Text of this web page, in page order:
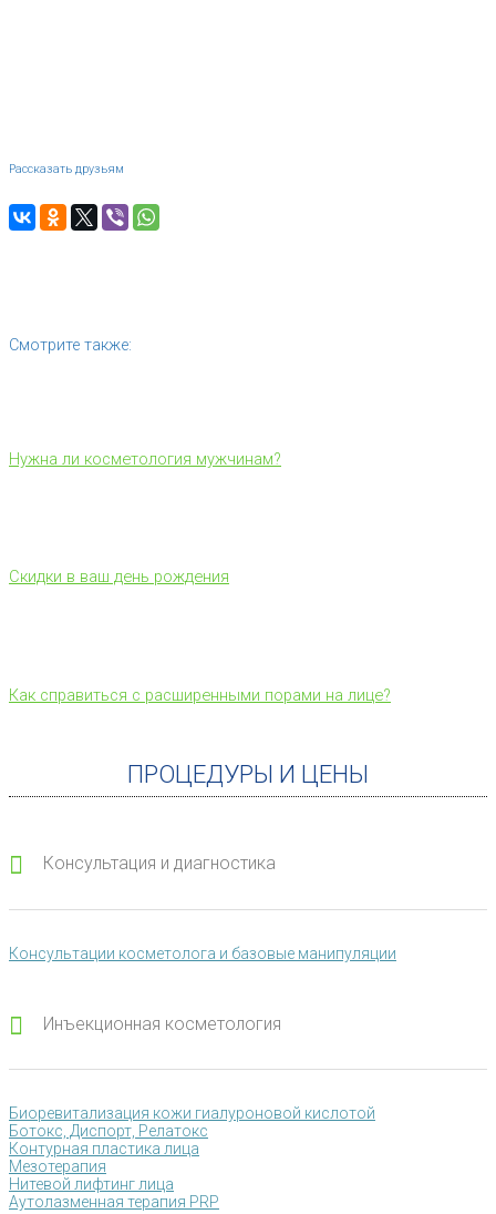
Рассказать друзьям
Смотрите также:
Нужна ли косметология мужчинам?
Скидки в ваш день рождения
Как справиться с расширенными порами на лице?
ПРОЦЕДУРЫ И ЦЕНЫ
Консультация и диагностика
Консультации косметолога и базовые манипуляции
Инъекционная косметология
Биоревитализация кожи гиалуроновой кислотой
Ботокс, Диспорт, Релатокс
Контурная пластика лица
Мезотерапия
Нитевой лифтинг лица
Аутолазменная терапия PRP